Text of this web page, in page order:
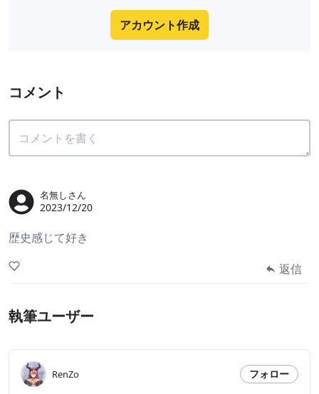
アカウント作成
コメント
名無しさん
2023/12/20
歴史感じて好き
返信
執筆ユーザー
RenZo フォロー